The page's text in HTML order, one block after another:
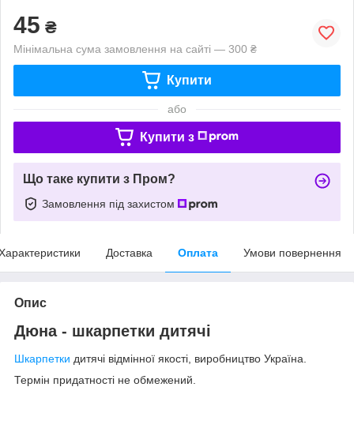
45 ₴
Мінімальна сума замовлення на сайті — 300 ₴
Купити
або
Купити з
Що таке купити з Пром?
Замовлення під захистом
Доставка Оплата Умови повернення
Опис
Дюна - шкарпетки дитячі
Шкарпетки дитячі відмінної якості, виробництво Україна.
Термін придатності не обмежений.